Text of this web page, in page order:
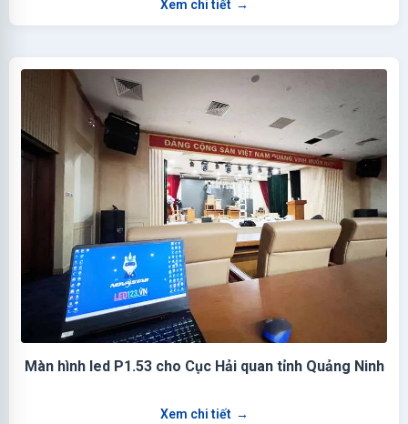
Xem chi tiết →
Màn hình led P1.53 cho Cục Hải quan tỉnh Quảng Ninh
Xem chi tiết →